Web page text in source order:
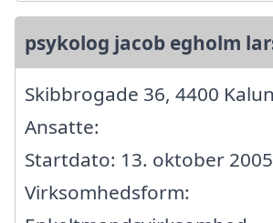
psykolog jacob egholm
Skibbrogade 36, 4400
Ansatte:
Startdato: 13. oktober
Virksomhedsform: